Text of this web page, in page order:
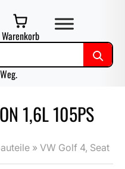
Warenkorb
1,6L 105PS
» VW Golf 4, Seat